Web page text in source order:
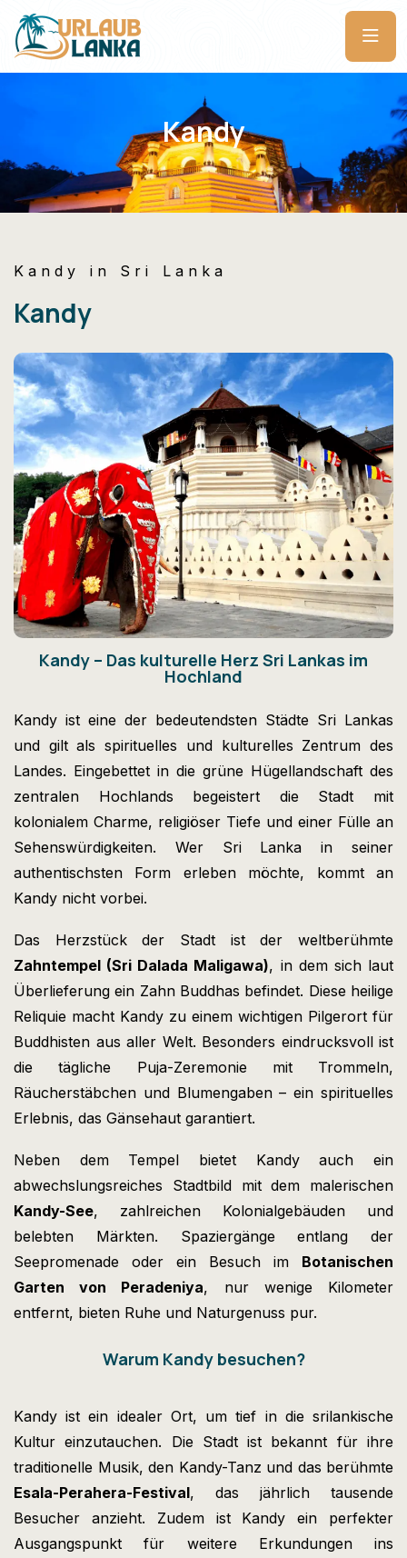
Kandy
Kandy in Sri Lanka
Kandy
Kandy – Das kulturelle Herz Sri Lankas im
Hochland
Kandy ist eine der bedeutendsten Städte Sri Lankas
und gilt als spirituelles und kulturelles Zentrum des
Landes. Eingebettet in die grüne Hügellandschaft des
zentralen Hochlands begeistert die Stadt mit
kolonialem Charme, religiöser Tiefe und einer Fülle an
Sehenswürdigkeiten. Wer Sri Lanka in seiner
authentischsten Form erleben möchte, kommt an
Kandy nicht vorbei.
Das Herzstück der Stadt ist der weltberühmte
Zahntempel (Sri Dalada Maligawa), in dem sich laut
Überlieferung ein Zahn Buddhas befindet. Diese heilige
Reliquie macht Kandy zu einem wichtigen Pilgerort für
Buddhisten aus aller Welt. Besonders eindrucksvoll ist
die tägliche Puja-Zeremonie mit Trommeln,
Räucherstäbchen und Blumengaben – ein spirituelles
Erlebnis, das Gänsehaut garantiert.
Neben dem Tempel bietet Kandy auch ein
abwechslungsreiches Stadtbild mit dem malerischen
Kandy-See, zahlreichen Kolonialgebäuden und
belebten Märkten. Spaziergänge entlang der
Seepromenade oder ein Besuch im Botanischen
Garten von Peradeniya, nur wenige Kilometer
entfernt, bieten Ruhe und Naturgenuss pur.
Warum Kandy besuchen?
Kandy ist ein idealer Ort, um tief in die srilankische
Kultur einzutauchen. Die Stadt ist bekannt für ihre
traditionelle Musik, den Kandy-Tanz und das berühmte
Esala-Perahera-Festival, das jährlich tausende
Besucher anzieht. Zudem ist Kandy ein perfekter
Ausgangspunkt für weitere Erkundungen ins